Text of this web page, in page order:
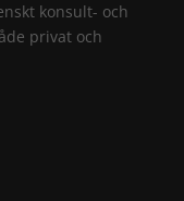
konsult- och
privat och